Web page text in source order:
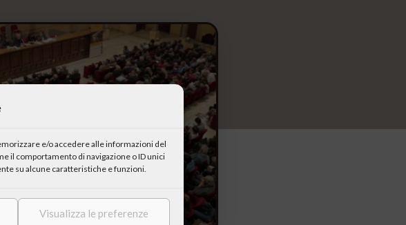
e/o accedere alle informazioni del
il comportamento di navigazione o ID unici
su alcune caratteristiche e funzioni.
Visualizza le preferenze